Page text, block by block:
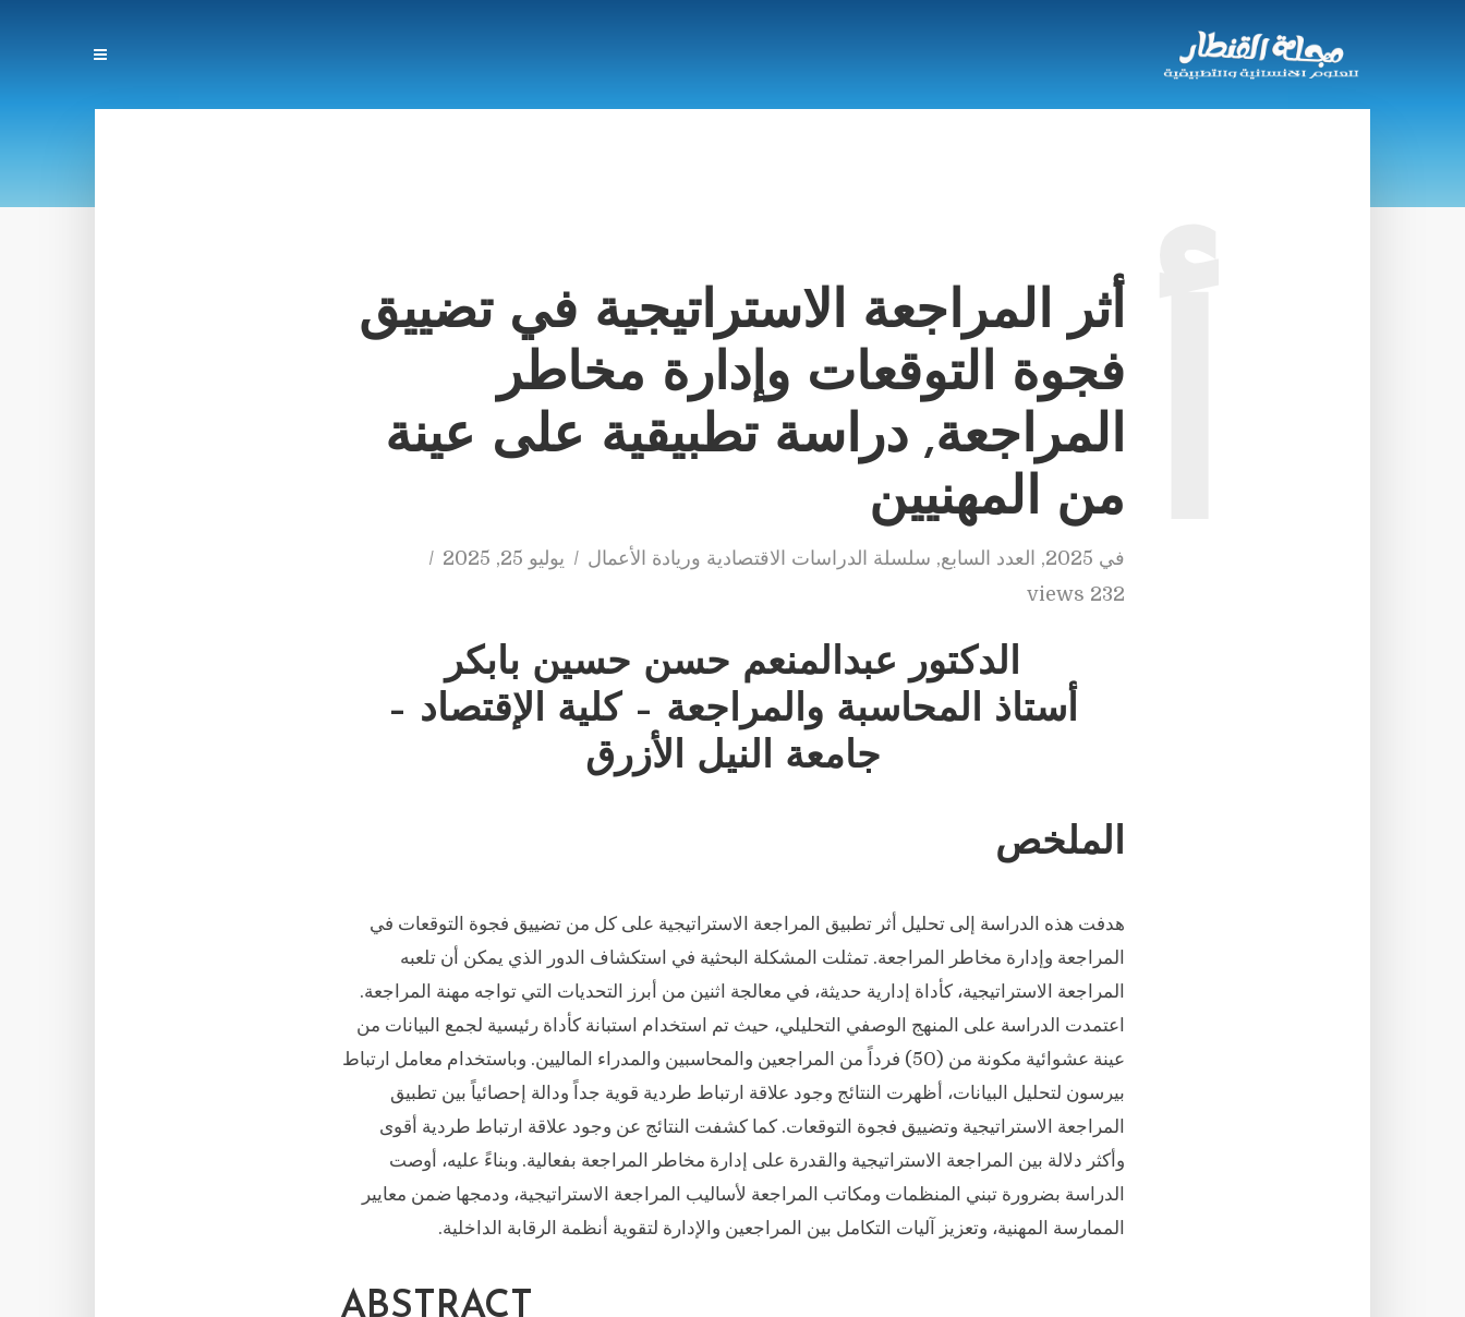
أثر المراجعة الاستراتيجية في تضييق
فجوة التوقعات وإدارة مخاطر
المراجعة, دراسة تطبيقية على عينة
من المهنيين
في 2025
, العدد السابع, سلسلة الدراسات الاقتصادية وريادة الأعمال
يوليو 25, 2025
232 views
الدكتور عبدالمنعم حسن حسين بابكر
أستاذ المحاسبة والمراجعة – كلية الإقتصاد –
جامعة النيل الأزرق
الملخص
هدفت هذه الدراسة إلى تحليل أثر تطبيق المراجعة الاستراتيجية على كل من تضييق فجوة التوقعات في
المراجعة وإدارة مخاطر المراجعة. تمثلت المشكلة البحثية في استكشاف الدور الذي يمكن أن تلعبه
المراجعة الاستراتيجية، كأداة إدارية حديثة، في معالجة اثنين من أبرز التحديات التي تواجه مهنة المراجعة.
اعتمدت الدراسة على المنهج الوصفي التحليلي، حيث تم استخدام استبانة كأداة رئيسية لجمع البيانات من
عينة عشوائية مكونة من (50) فرداً من المراجعين والمحاسبين والمدراء الماليين. وباستخدام معامل ارتباط
بيرسون لتحليل البيانات، أظهرت النتائج وجود علاقة ارتباط طردية قوية جداً ودالة إحصائياً بين تطبيق
المراجعة الاستراتيجية وتضييق فجوة التوقعات. كما كشفت النتائج عن وجود علاقة ارتباط طردية أقوى
وأكثر دلالة بين المراجعة الاستراتيجية والقدرة على إدارة مخاطر المراجعة بفعالية. وبناءً عليه، أوصت
الدراسة بضرورة تبني المنظمات ومكاتب المراجعة لأساليب المراجعة الاستراتيجية، ودمجها ضمن معايير
الممارسة المهنية، وتعزيز آليات التكامل بين المراجعين والإدارة لتقوية أنظمة الرقابة الداخلية.
ABSTRACT